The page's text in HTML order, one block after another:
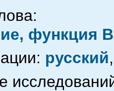
функция
русский,